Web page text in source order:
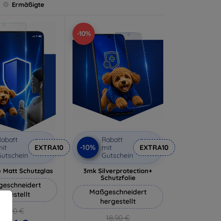
Ermäßigte
EXTRA10
Matt Schutzglas
12,90 €
-10%
-10%
Rabatt
mit
Gutschein
EXTRA10
3mk Silverprotection+
Schutzfolie
Maßgeschneidert
hergestellt
18,90 €